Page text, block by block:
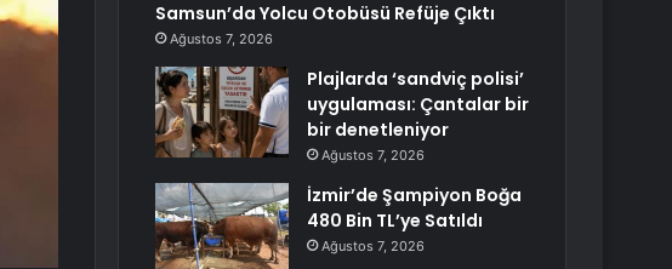
Samsun’da Yolcu Otobüsü Refüje Çıktı
Ağustos 7, 2026
Plajlarda ‘sandviç polisi’
uygulaması: Çantalar bir
bir denetleniyor
Ağustos 7, 2026
İzmir’de Şampiyon Boğa
480 Bin TL’ye Satıldı
Ağustos 7, 2026